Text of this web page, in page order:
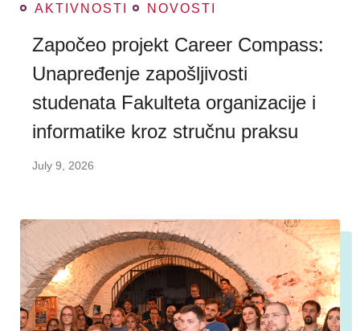
AKTIVNOSTI NOVOSTI
Započeo projekt Career Compass:
Unapređenje zapošljivosti
studenata Fakulteta organizacije i
informatike kroz stručnu praksu
July 9, 2026